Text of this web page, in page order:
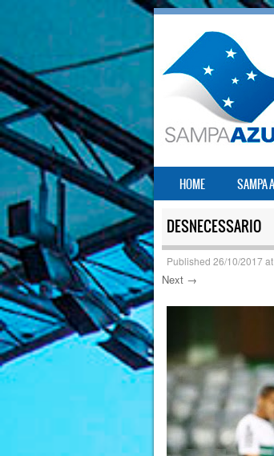
MENU
SKIP TO CONTENT
HOME SAMPA
DESNECESSARIO
Published 26/10/2017at
Next →